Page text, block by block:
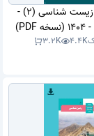
دانلود کتاب زیست شناسی (2) -
4.4K
3.2K